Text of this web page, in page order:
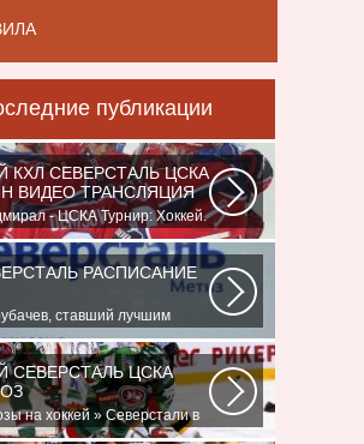
публикации
КХЛ СЕВЕРСТАЛЬ ЦСКА
ВИДЕО ТРАНСЛЯЦИЯ
- ЦСКА Турнир: Хоккей.
КХЛНачало матча: 10:00
РАСПИСАНИЕ
ставший лучшим
составе 28 ноября, 02:52
СЕВЕРСТАЛЬ ЦСКА
на хоккей » Северстали в
время крупно не везет.